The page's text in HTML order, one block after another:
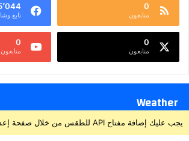
0
متابعون تابع
0
متابعون
0
متابعون
Weather
يجب عليك إضافة مفتاح API للطقس من خلال صفحة إعدادات القالب > الدمج.